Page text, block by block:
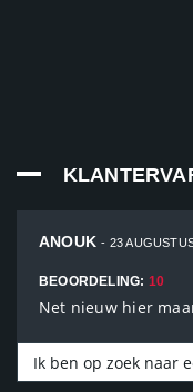
ANOUK- 23
BEOORDELING: 10
Net nieuw hier